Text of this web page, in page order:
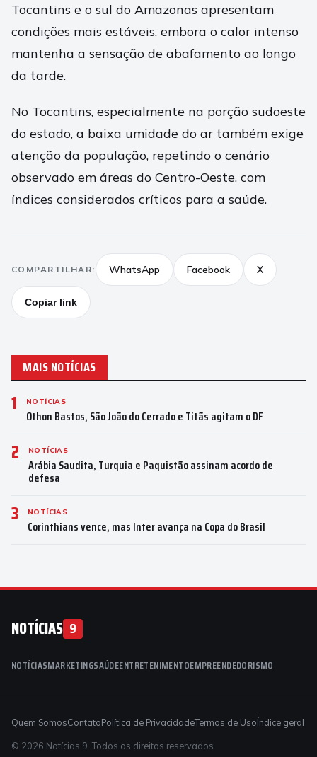
Tocantins e o sul do Amazonas apresentam
condições mais estáveis, embora o calor intenso
mantenha a sensação de abafamento ao longo
da tarde.
No Tocantins, especialmente na porção sudoeste
do estado, a baixa umidade do ar também exige
atenção da população, repetindo o cenário
observado em áreas do Centro-Oeste, com
índices considerados críticos para a saúde.
COMPARTILHAR: WhatsApp Facebook X
Copiar link
MAIS NOTÍCIAS
1 NOTÍCIAS
Othon Bastos, São João do Cerrado e Titãs agitam o DF
2 NOTÍCIAS
Arábia Saudita, Turquia e Paquistão assinam acordo de
defesa
3 NOTÍCIAS
Corinthians vence, mas Inter avança na Copa do Brasil
NOTÍCIAS 9
NOTÍCIASMARKETINGSAÚDEENTRETENIMENTOEMPREENDEDORISMO
Quem SomosContatoPolítica de PrivacidadeTermos de UsoÍndice geral
© 2026 Notícias 9. Todos os direitos reservados.